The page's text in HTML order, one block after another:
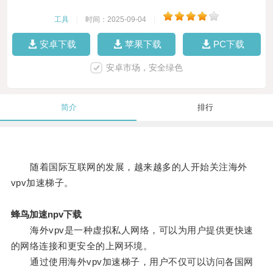
工具 时间：2025-09-04
安卓下载 苹果下载 PC下载
安卓市场，安全绿色
简介 排行
随着国际互联网的发展，越来越多的人开始关注海外
vpv加速梯子。
蜂鸟加速npv下载
海外vpv是一种虚拟私人网络，可以为用户提供更快速
的网络连接和更安全的上网环境。
通过使用海外vpv加速梯子，用户不仅可以访问各国网